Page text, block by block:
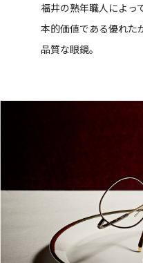
福井の熟年職人によっ
本的価値である優れた
品質な眼鏡。